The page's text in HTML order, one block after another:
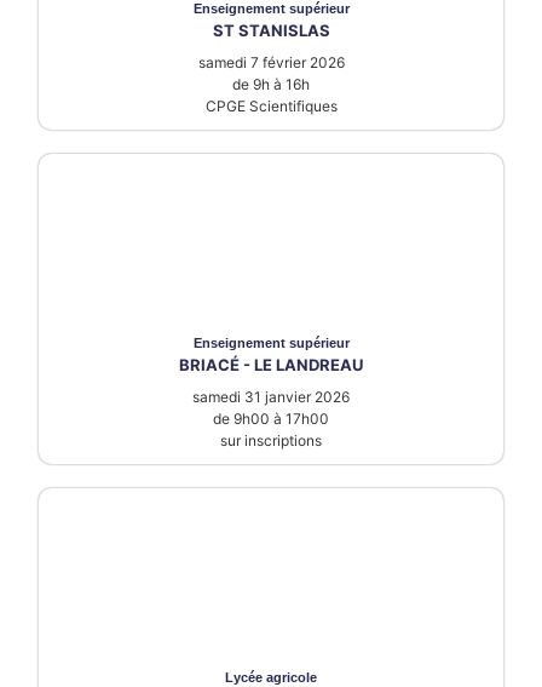
Enseignement supérieur
ST STANISLAS
samedi 7 février 2026
de 9h à 16h
CPGE Scientifiques
Enseignement supérieur
BRIACÉ - LE LANDREAU
samedi 31 janvier 2026
de 9h00 à 17h00
sur inscriptions
Lycée agricole